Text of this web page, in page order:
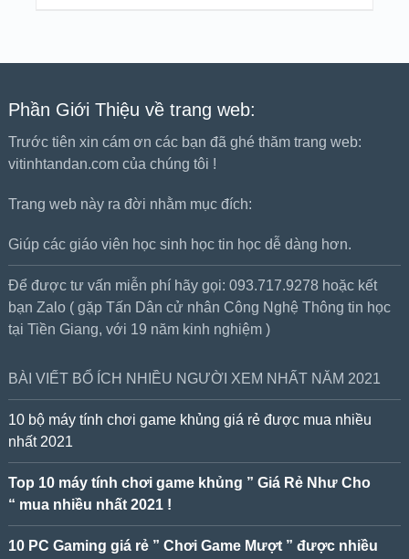
Phần Giới Thiệu về trang web:
Trước tiên xin cám ơn các bạn đã ghé thăm trang web:
vitinhtandan.com của chúng tôi !
Trang web này ra đời nhằm mục đích:
Giúp các giáo viên học sinh học tin học dễ dàng hơn.
Để được tư vấn miễn phí hãy gọi: 093.717.9278 hoặc kết
bạn Zalo ( gặp Tấn Dân cử nhân Công Nghệ Thông tin học
tại Tiền Giang, với 19 năm kinh nghiệm )
BÀI VIẾT BỔ ÍCH NHIỀU NGƯỜI XEM NHẤT NĂM 2021
10 bộ máy tính chơi game khủng giá rẻ được mua nhiều
nhất 2021
Top 10 máy tính chơi game khủng ” Giá Rẻ Như Cho
“ mua nhiều nhất 2021 !
10 PC Gaming giá rẻ ” Chơi Game Mượt ” được nhiều